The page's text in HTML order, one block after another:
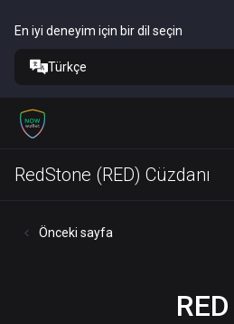
En iyi deneyim için bir dil seçin
Türkçe
RedStone (RED) Cüzdanı
Önceki sayfa
RED